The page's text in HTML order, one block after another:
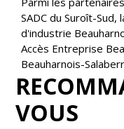
SADC du Suroît-
d'industrie
Accès Entreprise
Beauharnois-
VOUS